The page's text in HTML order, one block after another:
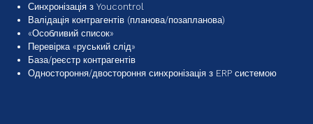
Синхронізація з Youcontrol
Валідація контрагентів (планова/позапланова)
«Особливий список»
Перевірка «руський слід»
База/реєстр контрагентів
Одностороння/двостороння синхронізація з ERP системою